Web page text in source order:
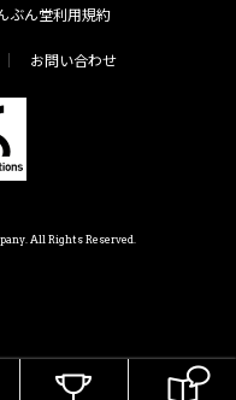
ぶん堂利用規約
お問い合わせ
All Rights Reserved.